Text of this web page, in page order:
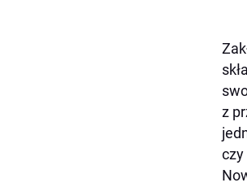
z
czy